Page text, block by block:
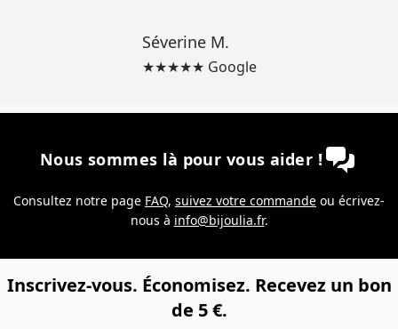
Séverine M.
★★★★★ Google
Nous sommes là pour vous aider !
Consultez notre page FAQ, suivez votre commande ou écrivez-
nous à info@bijoulia.fr.
Inscrivez-vous. Économisez. Recevez un bon
de 5 €.